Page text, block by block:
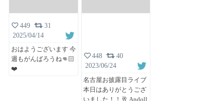
449
31
2025/04/14
おはようございます 今
週もがんばろうね👊🏻
❤️
448
40
2023/06/24
名古屋お披露目ライブ
本日はありがとうござ
いました！！🥂 Andoll